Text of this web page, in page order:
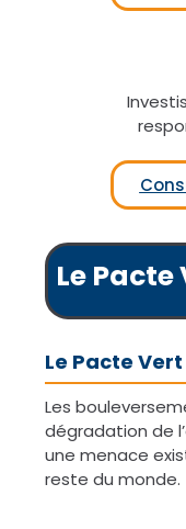
Le Pacte
Le Pacte
Les
dégradation de
une menace
reste du monde.